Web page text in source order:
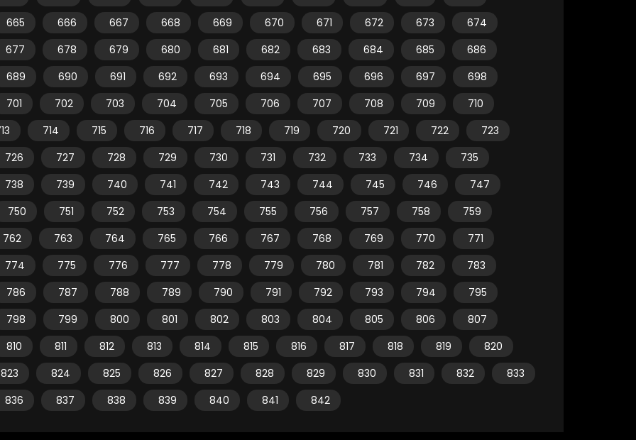
665
666 667 668 669 670 671 672 673
674
677
678 679 680 681 682 683 684 685
686
689
690 691 692 693 694 695 696 697
698
701
702 703 704 705 706 707 708 709
710
714 715 716 717 718 719 720 721 722
723
726
727 728 729 730 731 732 733 734
735
738
739 740 741 742 743 744 745 746
747
750
751 752 753 754 755 756 757 758
759
762
763 764 765 766 767 768 769 770
771
774
775 776 777 778 779 780 781 782
783
786
787 788 789 790 791 792 793 794
795
798
799 800 801 802 803 804 805 806
807
810
811 812 813 814 815 816 817 818 819
820
823
824 825 826 827 828 829 830 831 832
833
836
837 838 839 840 841 842